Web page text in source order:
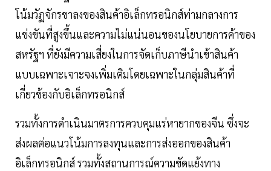
โน้มวัฏจักรขาลงของสินค้าอิเล็กทรอนิกส์ท่ามกลางการ
แข่งขันที่สูงขึ้นและความไม่แน่นอนของนโยบายการค้าของ
สหรัฐฯ ที่ยังมีความเสี่ยงในการจัดเก็บภาษีนำเข้าสินค้า
แบบเฉพาะเจาะจงเพิ่มเติมโดยเฉพาะในกลุ่มสินค้าที่
เกี่ยวข้องกับอิเล็กทรอนิกส์
รวมทั้งการดำเนินมาตรการควบคุมแร่หายากของจีน ซึ่งจะ
ส่งผลต่อแนวโน้มการลงทุนและการส่งออกของสินค้า
อิเล็กทรอนิกส์ รวมทั้งสถานการณ์ความขัดแย้งทาง